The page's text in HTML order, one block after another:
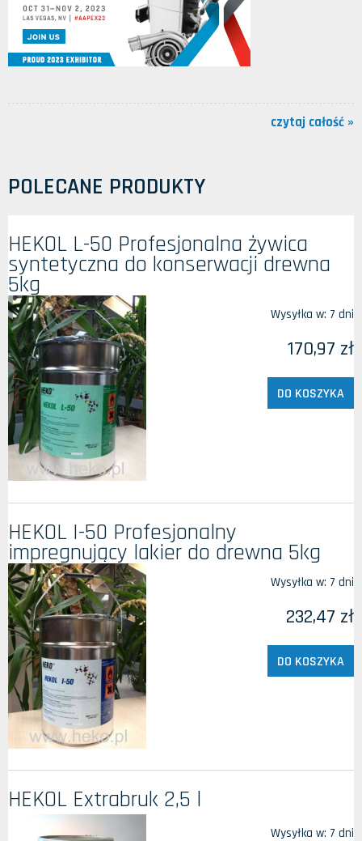
czytaj całość »
POLECANE PRODUKTY
HEKOL L-50 Profesjonalna żywica
syntetyczna do konserwacji drewna
5kg
Wysyłka w: 7 dni
170,97 zł
DO KOSZYKA
HEKOL I-50 Profesjonalny
impregnujący lakier do drewna 5kg
Wysyłka w: 7 dni
232,47 zł
DO KOSZYKA
HEKOL Extrabruk 2,5 l
Wysyłka w: 7 dni